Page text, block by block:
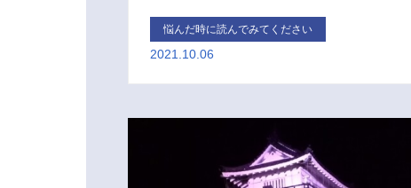
悩んだ時に読んでみてください
2021.10.06